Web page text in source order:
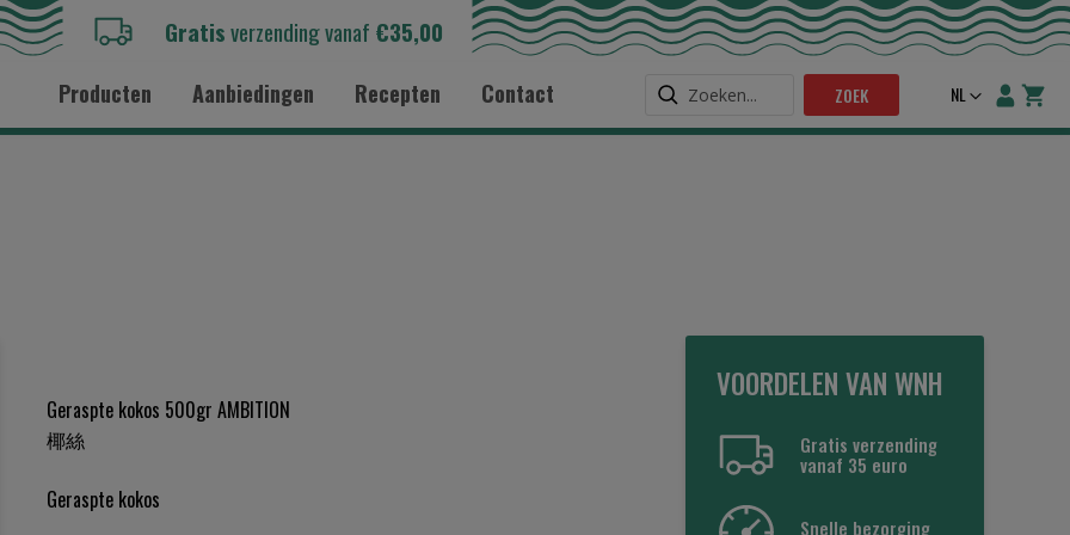
Gratisverzending vanaf €35,00
Producten Aanbiedingen Recepten Contact ZOEK Taal
NL
Geraspte kokos 500gr AMBITION
椰絲
Geraspte kokos
VOORDELEN VAN WNH
Gratis verzending
vanaf 35 euro
Snelle bezorging